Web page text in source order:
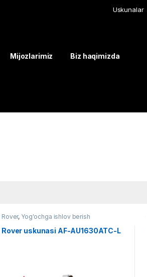
Uskunalar
Mijozlarimiz Biz haqimizda
Rover, Yog'ochga ishlov berish
Rover uskunasi AF-AU1630ATC-L